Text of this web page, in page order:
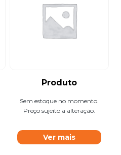
Produto
Sem estoque no momento.
Preço sujeito a alteração.
Ver mais